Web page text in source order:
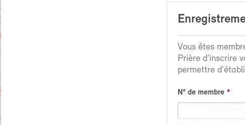
Vous êtes
Prière d'inscrire
permettre
N° de membre